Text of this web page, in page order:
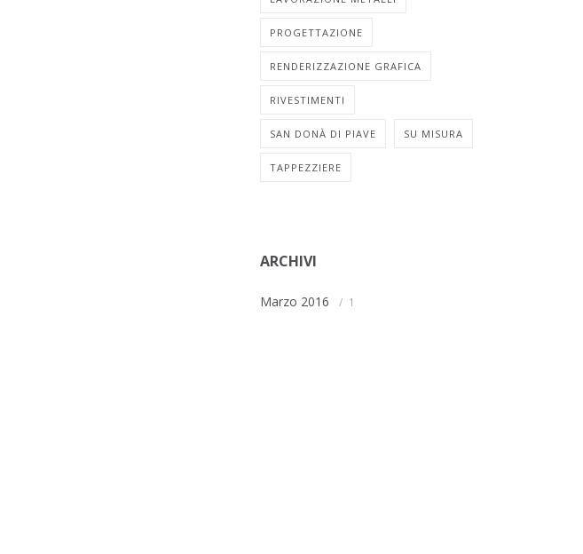
PROGETTAZIONE
RENDERIZZAZIONE GRAFICA
RIVESTIMENTI
SAN DONÀ DI PIAVE SU MISURA
TAPPEZZIERE
ARCHIVI
Marzo 2016 1